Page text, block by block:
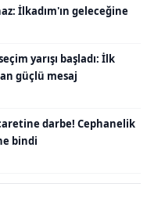
İlkadım'ın geleceğine
yarışı başladı: İlk
güçlü mesaj
darbe! Cephanelik
bindi